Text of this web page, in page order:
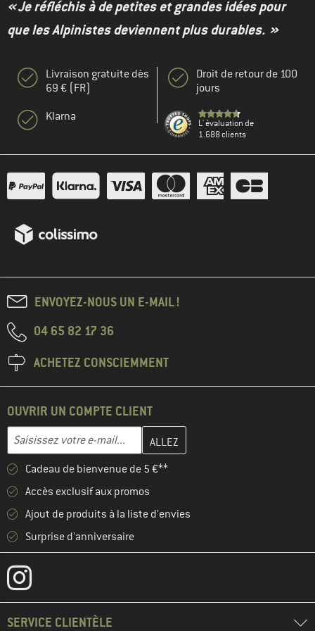
« Je réfléchis à de petites et grandes idées pour
que les Alpinistes deviennent plus durables. »
Livraison gratuite dès
69 € (FR)
Klarna
Droit de retour de 100
jours
L' évaluation de
1.688 clients
ENVOYEZ-NOUS UN E-MAIL !
04 65 82 17 36
ACHETEZ CONSCIEMMENT
OUVRIR UN COMPTE CLIENT
Adresse e-mail
Entrez votre adresse e-mail ici et créez votre compte client à la
Cadeau de bienvenue de 5 €**
Accès exclusif aux promos
Ajout de produits à la liste d'envies
Surprise d'anniversaire
SERVICE CLIENTÈLE